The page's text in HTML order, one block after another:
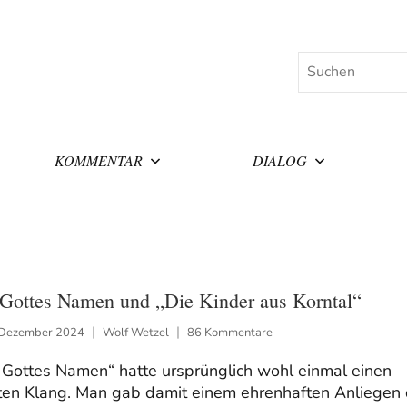
Suchen
KOMMENTAR DIALOG
Namen und „Die Kinder aus Korntal“
2024 Wolf Wetzel 86 Kommentare
Gottes Namen“ hatte ursprünglich wohl einmal einen
Klang. Man gab damit einem ehrenhaften Anliegen